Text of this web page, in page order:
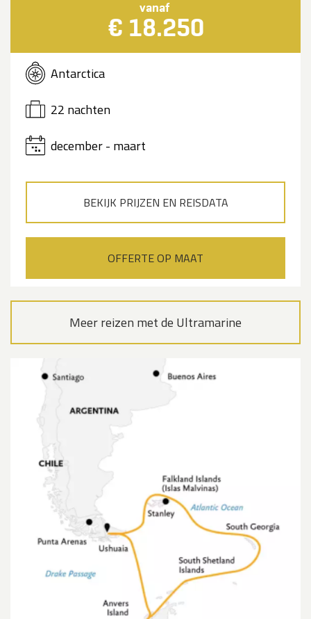
vanaf
€ 18.250
Antarctica
22 nachten
december - maart
BEKIJK PRIJZEN EN REISDATA
OFFERTE OP MAAT
Meer reizen met de Ultramarine